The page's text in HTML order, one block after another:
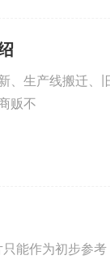
生产线搬迁、
贩不
能作为初步参